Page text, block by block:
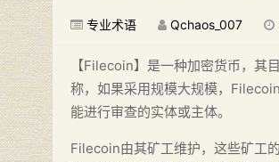
专业术语 Qchaos_007
【Filecoin】是一种加密货币，其
称，如果采用规模大规模，
能进行审查的实体或主体。
Filecoin由其矿工维护，这些矿工